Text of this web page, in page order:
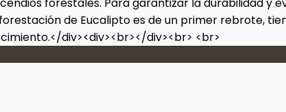
de Eucalipto es de un primer rebrote,
div><div><br></div><br> <br>